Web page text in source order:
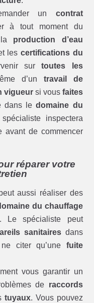
un contrat
à tout moment du
production d’eau
les certifications du
surtoutes les
d’un travail de
vigueursi vous faites
dans ledomaine du
inspectera
avant de commencer
réparer votre
aussi réaliser des
du chauffage
Le spécialiste peut
sanitairesdans
citer qu’une fuite
vous garantir un
de raccords
tuyaux. Vous pouvez